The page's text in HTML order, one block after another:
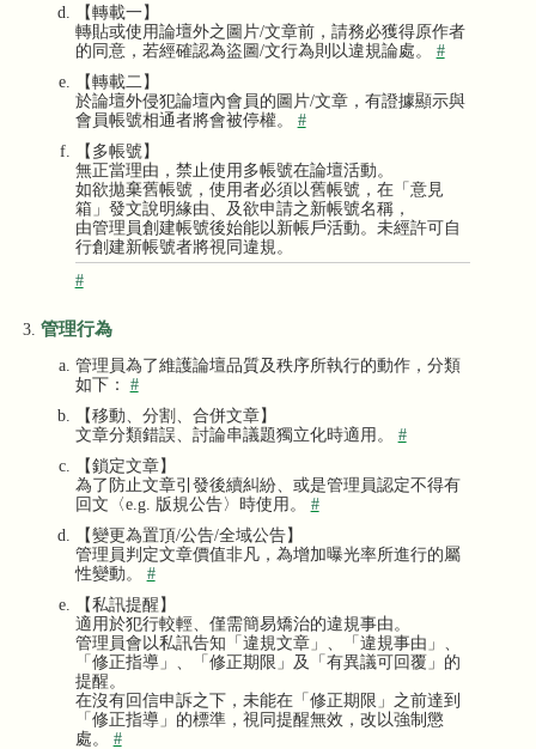
【轉載一】
轉貼或使用論壇外之圖片/文章前，請務必獲得原作者
的同意，若經確認為盜圖/文行為則以違規論處。 #
【轉載二】
於論壇外侵犯論壇內會員的圖片/文章，有證據顯示與
會員帳號相通者將會被停權。 #
【多帳號】
無正當理由，禁止使用多帳號在論壇活動。
如欲拋棄舊帳號，使用者必須以舊帳號，在「意見
箱」發文說明緣由、及欲申請之新帳號名稱，
由管理員創建帳號後始能以新帳戶活動。未經許可自
行創建新帳號者將視同違規。
#
管理行為
管理員為了維護論壇品質及秩序所執行的動作，分類
如下： #
【移動、分割、合併文章】
文章分類錯誤、討論串議題獨立化時適用。 #
【鎖定文章】
為了防止文章引發後續糾紛、或是管理員認定不得有
回文〈e.g. 版規公告〉時使用。 #
【變更為置頂/公告/全域公告】
管理員判定文章價值非凡，為增加曝光率所進行的屬
性變動。 #
【私訊提醒】
適用於犯行較輕、僅需簡易矯治的違規事由。
管理員會以私訊告知「違規文章」、「違規事由」、
「修正指導」、「修正期限」及「有異議可回覆」的
提醒。
在沒有回信申訴之下，未能在「修正期限」之前達到
「修正指導」的標準，視同提醒無效，改以強制懲
處。 #